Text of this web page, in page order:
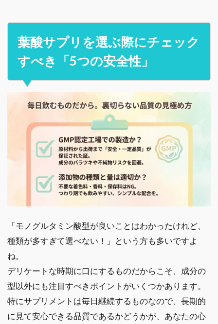
葉酸サプリを選ぶ際にチェック
すべき「5つの安全性」
「モノグルタミン酸型が良いことはわかったけれど、
種類が多すぎて選べない！」という方も多いですよ
ね。
デリケートな時期に口にするものだからこそ、成分の
型以外にも注目すべきポイントがいくつかあります。
特にサプリメントは毎日継続するものなので、長期的
に見て安心できる品質であるかどうかが、あなたの心